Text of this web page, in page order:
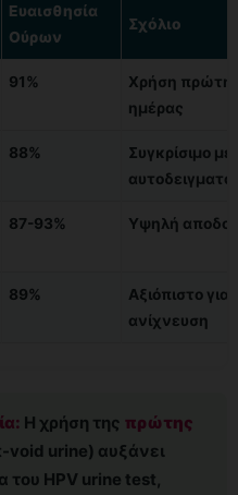
Ευαισθησία
Ούρων
Σχόλιο
91%
Χρήση
ημέρας
88%
Συγκρίσιμο με
87-93% Υψηλή
89%
Αξιόπιστο για
ανίχνευση
Η χρήση της πρώτης
void urine) αυξάνει
του HPV urine test,